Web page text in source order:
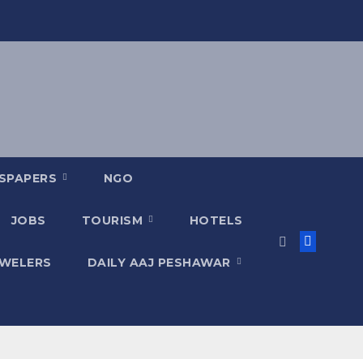
NGO
JOBS TOURISM HOTELS
DAILY AAJ PESHAWAR